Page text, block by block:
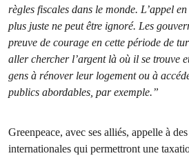
règles fiscales dans le monde. L’appel
plus juste ne peut être ignoré. Les
preuve de courage en cette période de
aller chercher l’argent là où il se trouve
gens à rénover leur logement ou à
publics abordables, par exemple.”
Greenpeace, avec ses alliés, appelle à
internationales qui permettront une